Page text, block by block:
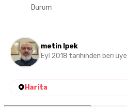
Durum
metin Ipek
Eyl 2018 tarihinden beri üye
Harita